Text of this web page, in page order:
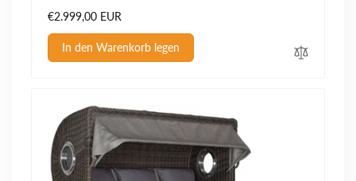
Normaler
Preis
€2.999,00 EUR
In den Warenkorb legen